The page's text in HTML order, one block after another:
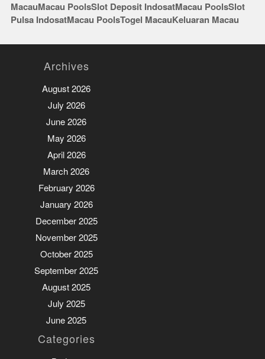
MacauMacau PoolsSlot Deposit IndosatMacau PoolsSlot
Pulsa IndosatMacau PoolsTogel MacauKeluaran Macau
Archives
August 2026
July 2026
June 2026
May 2026
April 2026
March 2026
February 2026
January 2026
December 2025
November 2025
October 2025
September 2025
August 2025
July 2025
June 2025
Categories